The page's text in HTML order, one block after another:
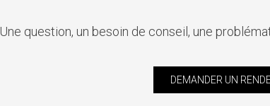
Une question, un besoin de conseil, une
DEMANDER UN